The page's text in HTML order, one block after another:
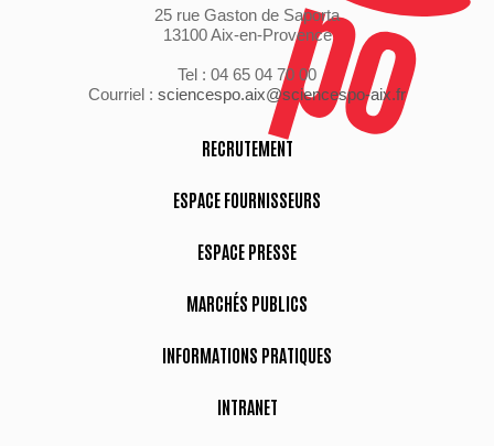
25 rue Gaston de Saporta
13100 Aix-en-Provence
Tel : 04 65 04 70 00
Courriel : sciencespo.aix@sciencespo-aix.fr
RECRUTEMENT
ESPACE FOURNISSEURS
ESPACE PRESSE
MARCHÉS PUBLICS
INFORMATIONS PRATIQUES
INTRANET